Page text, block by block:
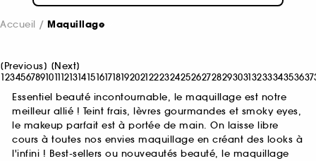
Accueil Maquillage
[Previous] [Next]
12345678910111213141516171819202122232425262728293031323334353637
Essentiel beauté incontournable, le maquillage est notre
meilleur allié ! Teint frais, lèvres gourmandes et smoky eyes,
le makeup parfait est à portée de main. On laisse libre
cours à toutes nos envies maquillage en créant des looks à
l'infini ! Best-sellers ou nouveautés beauté, le maquillage